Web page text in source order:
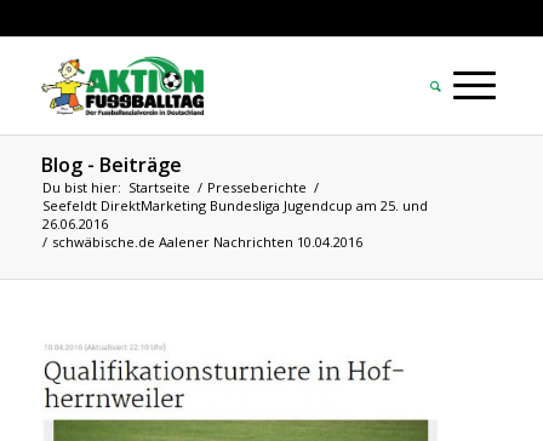
Blog - Beiträge
Du bist hier: Startseite / Presseberichte /
Seefeldt DirektMarketing Bundesliga Jugendcup am 25. und
26.06.2016
/ schwäbische.de Aalener Nachrichten 10.04.2016